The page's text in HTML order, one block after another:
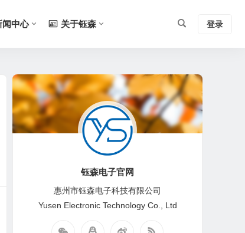
闻中心 关于钰森 登录
钰森电子官网
惠州市钰森电子科技有限公司
Yusen Electronic Technology Co., Ltd